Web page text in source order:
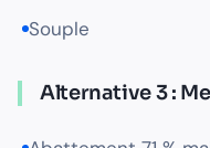
Souple
Alternative 3 :